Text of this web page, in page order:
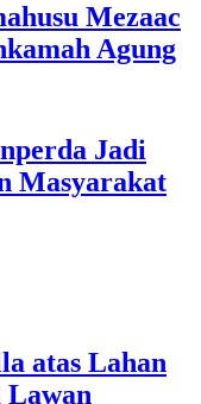
Mezaac
Agung
Jadi
Masyarakat
atas Lahan
Lawan